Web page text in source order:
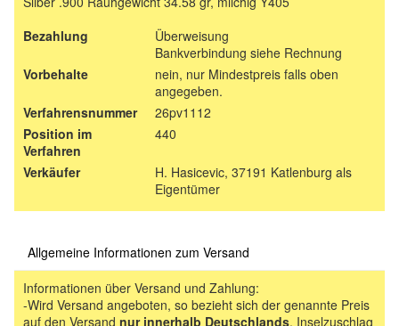
Bezahlung
Überweisung
Bankverbindung siehe Rechnung
Vorbehalte
nein, nur Mindestpreis falls oben
angegeben.
Verfahrensnummer
26pv1112
Position im
Verfahren
440
Verkäufer
H. Hasicevic, 37191 Katlenburg als
Eigentümer
Allgemeine Informationen zum Versand
Informationen über Versand und Zahlung:
-Wird Versand angeboten, so bezieht sich der genannte Preis
auf den Versand nur innerhalb Deutschlands, Inselzuschlag